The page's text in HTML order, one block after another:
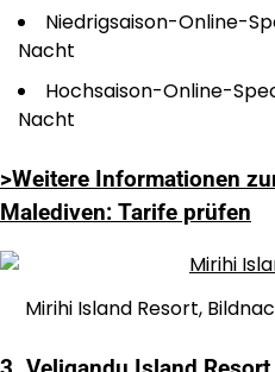
Niedrigsaison-Online-
Nacht
Hochsaison-Online-
Nacht
>Weitere Informationen
Malediven: Tarife prüfen
Mirihi Island Resort,